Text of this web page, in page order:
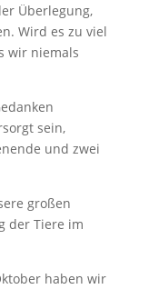
Überlegung,
Wird es zu viel
wir niemals
sein,
und zwei
großen
der Tiere im
haben wir